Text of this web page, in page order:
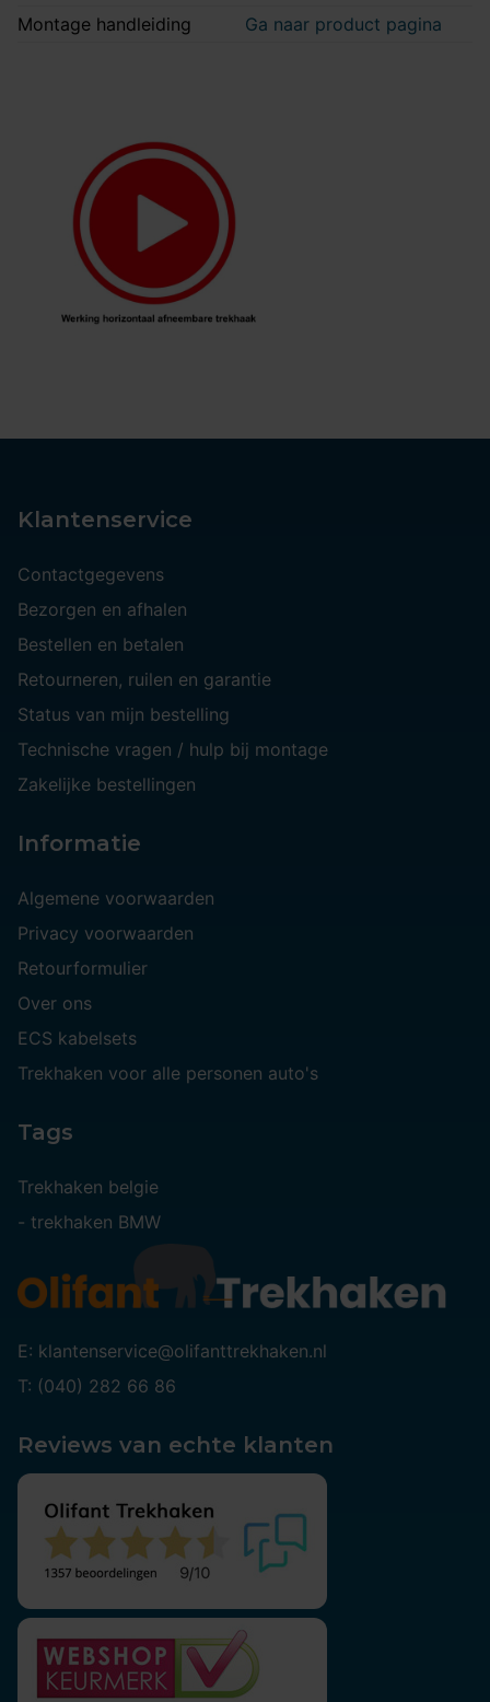
Montage handleiding
Ga naar product pagina
Klantenservice
Contactgegevens
Bezorgen en afhalen
Bestellen en betalen
Retourneren, ruilen en garantie
Status van mijn bestelling
Technische vragen / hulp bij montage
Zakelijke bestellingen
Informatie
Algemene voorwaarden
Privacy voorwaarden
Retourformulier
Over ons
ECS kabelsets
Trekhaken voor alle personen auto's
Tags
Trekhaken belgie
- trekhaken BMW
E: klantenservice@olifanttrekhaken.nl
T: (040) 282 66 86
Reviews van echte klanten